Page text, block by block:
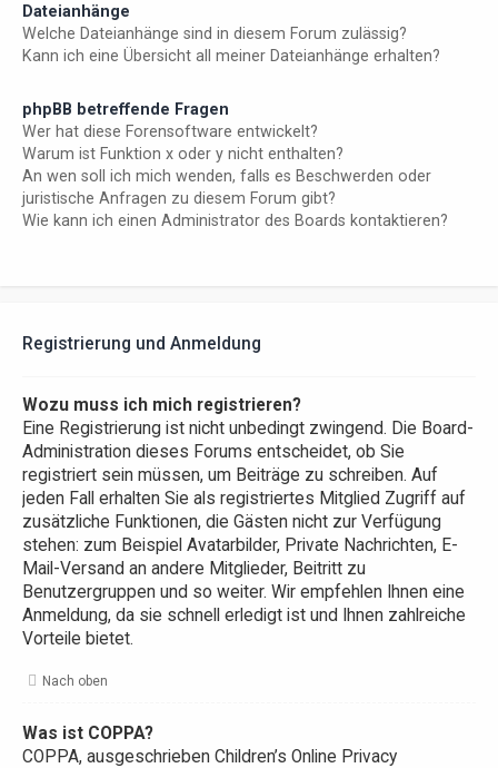
Dateianhänge
Welche Dateianhänge sind in diesem Forum zulässig?
Kann ich eine Übersicht all meiner Dateianhänge erhalten?
phpBB betreffende Fragen
Wer hat diese Forensoftware entwickelt?
Warum ist Funktion x oder y nicht enthalten?
An wen soll ich mich wenden, falls es Beschwerden oder
juristische Anfragen zu diesem Forum gibt?
Wie kann ich einen Administrator des Boards kontaktieren?
Registrierung und Anmeldung
Wozu muss ich mich registrieren?
Eine Registrierung ist nicht unbedingt zwingend. Die Board-
Administration dieses Forums entscheidet, ob Sie
registriert sein müssen, um Beiträge zu schreiben. Auf
jeden Fall erhalten Sie als registriertes Mitglied Zugriff auf
zusätzliche Funktionen, die Gästen nicht zur Verfügung
stehen: zum Beispiel Avatarbilder, Private Nachrichten, E-
Mail-Versand an andere Mitglieder, Beitritt zu
Benutzergruppen und so weiter. Wir empfehlen Ihnen eine
Anmeldung, da sie schnell erledigt ist und Ihnen zahlreiche
Vorteile bietet.
Nach oben
Was ist COPPA?
COPPA, ausgeschrieben Children’s Online Privacy